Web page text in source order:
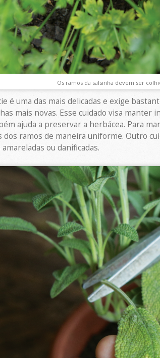
Os ramos da salsinha devem ser
é uma das mais delicadas e exige
mais novas. Esse cuidado visa manter
ajuda a preservar a herbácea. Para
ramos de maneira uniforme. Outro
ou danificadas.